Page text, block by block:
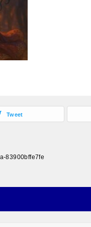
Tweet
83900bffe7fe